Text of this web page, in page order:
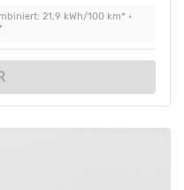
21,9 kWh/100 km* •